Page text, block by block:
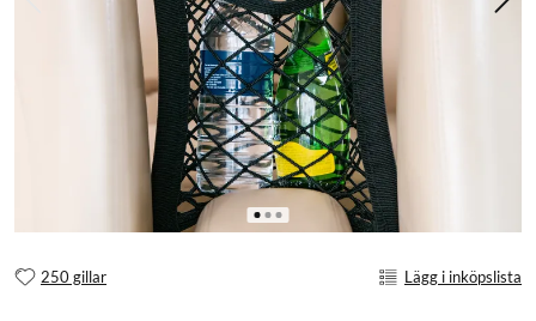
250 gillar Lägg i inköpslista